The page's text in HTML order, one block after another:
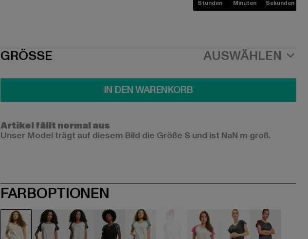
Stunden Minuten Sekunden
SIZE
GRÖSSE AUSWÄHLEN
IN DEN WARENKORB
Artikel fällt normal aus
Unser Model trägt auf diesem Bild die Größe S und ist NaN m groß.
FARBOPTIONEN